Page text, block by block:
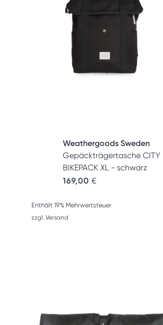
Weathergoods Sweden
Gepäckträgertasche CITY
BIKEPACK XL - schwarz
169,00 €
Enthält 19% Mehrwertsteuer
zzgl. Versand